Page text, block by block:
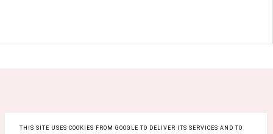
THIS SITE USES COOKIES FROM GOOGLE TO DELIVER ITS SERVICES AND TO